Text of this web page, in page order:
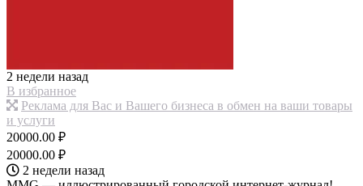
2 недели назад
В избранное
Реклама для Вас и Вашего бизнеса в обмен на ваши товары
и услуги
20000.00 ₽
20000.00 ₽
2 недели назад